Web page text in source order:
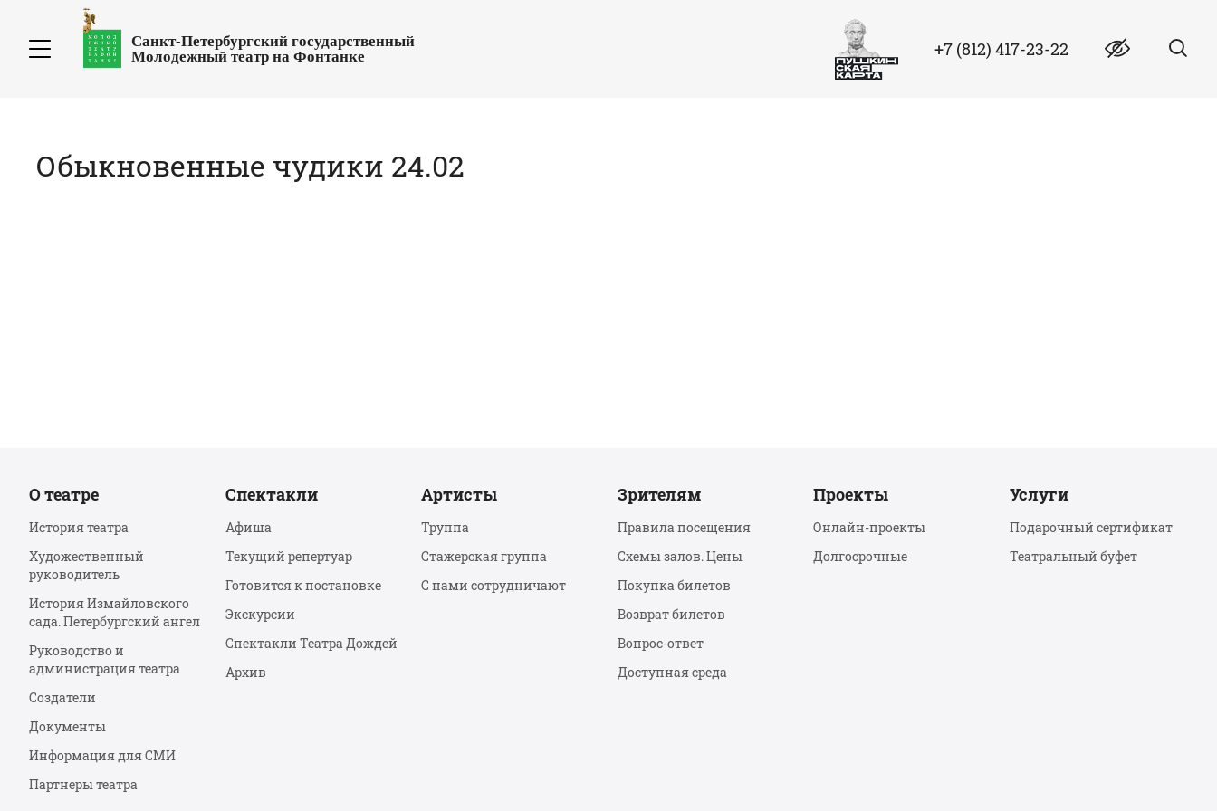
Санкт-Петербургский государственный
Молодежный театр на Фонтанке
+7 (812) 417-23-22
Обыкновенные чудики 24.02
О театре
История театра
Художественный
руководитель
История Измайловского
сада. Петербургский ангел
Руководство и
администрация театра
Создатели
Документы
Информация для СМИ
Партнеры театра
Спектакли
Афиша
Текущий репертуар
Готовится к постановке
Экскурсии
Спектакли Театра Дождей
Архив
Артисты
Труппа
Стажерская группа
С нами сотрудничают
Зрителям
Правила посещения
Схемы залов. Цены
Покупка билетов
Возврат билетов
Вопрос-ответ
Доступная среда
Проекты
Онлайн-проекты
Долгосрочные
Услуги
Подарочный сертификат
Театральный буфет